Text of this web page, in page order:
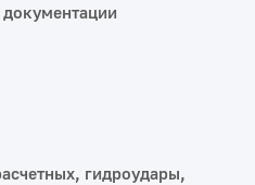
гидроудары,